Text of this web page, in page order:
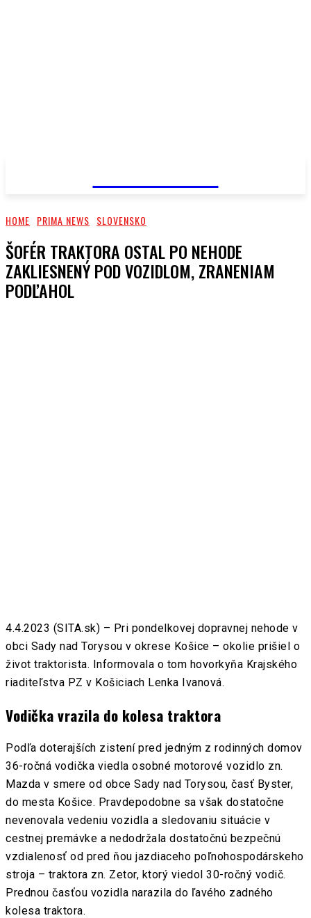
HOME PRIMA NEWS SLOVENSKO
ŠOFÉR TRAKTORA OSTAL PO NEHODE
ZAKLIESNENÝ POD VOZIDLOM, ZRANENIAM
PODĽAHOL
4.4.2023 (SITA.sk) – Pri pondelkovej dopravnej nehode v
obci Sady nad Torysou v okrese Košice – okolie prišiel o
život traktorista. Informovala o tom hovorkyňa Krajského
riaditeľstva PZ v Košiciach Lenka Ivanová.
Vodička vrazila do kolesa traktora
Podľa doterajších zistení pred jedným z rodinných domov
36-ročná vodička viedla osobné motorové vozidlo zn.
Mazda v smere od obce Sady nad Torysou, časť Byster,
do mesta Košice. Pravdepodobne sa však dostatočne
nevenovala vedeniu vozidla a sledovaniu situácie v
cestnej premávke a nedodržala dostatočnú bezpečnú
vzdialenosť od pred ňou jazdiaceho poľnohospodárskeho
stroja – traktora zn. Zetor, ktorý viedol 30-ročný vodič.
Prednou časťou vozidla narazila do ľavého zadného
kolesa traktora.